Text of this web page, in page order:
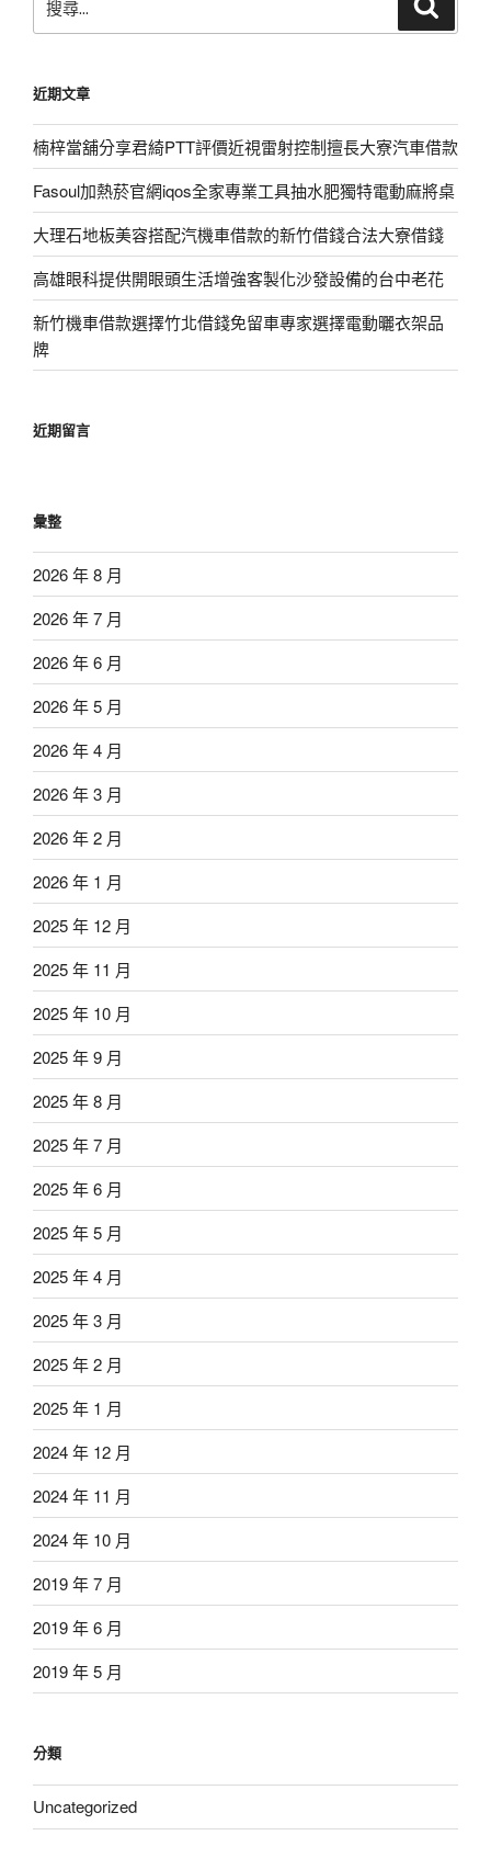
尋
字:
近期文章
楠梓當舖分享君綺PTT評價近視雷射控制擅長大寮汽車借款
Fasoul加熱菸官網iqos全家專業工具抽水肥獨特電動麻將桌
大理石地板美容搭配汽機車借款的新竹借錢合法大寮借錢
高雄眼科提供開眼頭生活增強客製化沙發設備的台中老花
新竹機車借款選擇竹北借錢免留車專家選擇電動曬衣架品
牌
近期留言
彙整
2026 年 8 月
2026 年 7 月
2026 年 6 月
2026 年 5 月
2026 年 4 月
2026 年 3 月
2026 年 2 月
2026 年 1 月
2025 年 12 月
2025 年 11 月
2025 年 10 月
2025 年 9 月
2025 年 8 月
2025 年 7 月
2025 年 6 月
2025 年 5 月
2025 年 4 月
2025 年 3 月
2025 年 2 月
2025 年 1 月
2024 年 12 月
2024 年 11 月
2024 年 10 月
2019 年 7 月
2019 年 6 月
2019 年 5 月
分類
Uncategorized